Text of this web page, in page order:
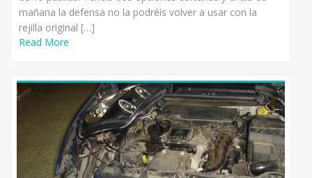
mañana la defensa no la podréis volver a usar con la
rejilla original […]
Read More